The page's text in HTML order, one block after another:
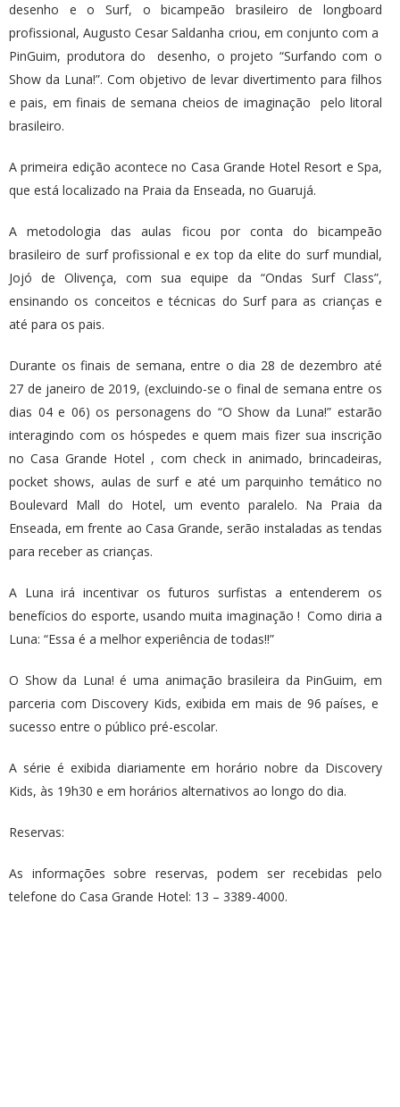
desenho e o Surf, o bicampeão brasileiro de longboard
profissional, Augusto Cesar Saldanha criou, em conjunto com a
PinGuim, produtora do desenho, o projeto “Surfando com o
Show da Luna!”. Com objetivo de levar divertimento para filhos
e pais, em finais de semana cheios de imaginação pelo litoral
brasileiro.
A primeira edição acontece no Casa Grande Hotel Resort e Spa,
que está localizado na Praia da Enseada, no Guarujá.
A metodologia das aulas ficou por conta do bicampeão
brasileiro de surf profissional e ex top da elite do surf mundial,
Jojó de Olivença, com sua equipe da “Ondas Surf Class”,
ensinando os conceitos e técnicas do Surf para as crianças e
até para os pais.
Durante os finais de semana, entre o dia 28 de dezembro até
27 de janeiro de 2019, (excluindo-se o final de semana entre os
dias 04 e 06) os personagens do “O Show da Luna!” estarão
interagindo com os hóspedes e quem mais fizer sua inscrição
no Casa Grande Hotel , com check in animado, brincadeiras,
pocket shows, aulas de surf e até um parquinho temático no
Boulevard Mall do Hotel, um evento paralelo. Na Praia da
Enseada, em frente ao Casa Grande, serão instaladas as tendas
para receber as crianças.
A Luna irá incentivar os futuros surfistas a entenderem os
benefícios do esporte, usando muita imaginação ! Como diria a
Luna: “Essa é a melhor experiência de todas!!”
O Show da Luna! é uma animação brasileira da PinGuim, em
parceria com Discovery Kids, exibida em mais de 96 países, e
sucesso entre o público pré-escolar.
A série é exibida diariamente em horário nobre da Discovery
Kids, às 19h30 e em horários alternativos ao longo do dia.
Reservas:
As informações sobre reservas, podem ser recebidas pelo
telefone do Casa Grande Hotel: 13 – 3389-4000.